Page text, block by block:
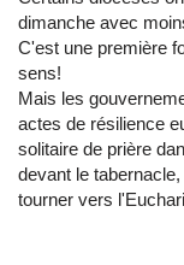
dimanche avec
C'est une première
sens!
Mais les
actes de résilience
solitaire de prière
devant le
tourner vers